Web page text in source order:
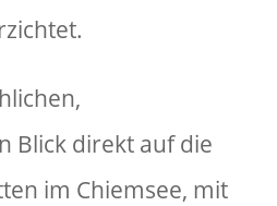
Blick direkt auf die
im Chiemsee, mit